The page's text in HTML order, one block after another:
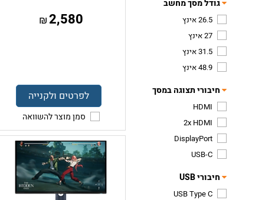
גודל מסך מחשב
26.5 אינץ
27 אינץ
31.5 אינץ
48.9 אינץ
חיבורי תצוגה במסך
HDMI
2x HDMI
DisplayPort
USB-C
חיבורי USB
USB Type C
2,580
₪
לפרטים ולקנייה
סמן מוצר להשוואה